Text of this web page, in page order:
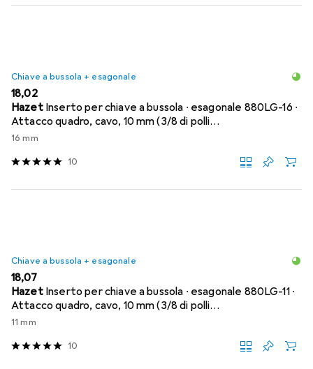
Chiave a bussola + esagonale
EUR
18,02
Hazet Inserto per chiave a bussola ∙ esagonale 880LG-16 ∙
Attacco quadro, cavo, 10 mm (3/8 di polli…
16 mm
10
Chiave a bussola + esagonale
EUR
18,07
Hazet Inserto per chiave a bussola ∙ esagonale 880LG-11 ∙
Attacco quadro, cavo, 10 mm (3/8 di polli…
11 mm
10